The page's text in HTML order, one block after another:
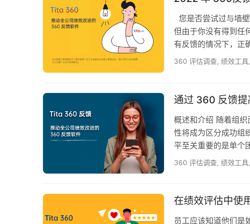
您是否尝试过与墙
但由于你没有得到任
有反馈的情况下，正
的。通过反馈，您可
的信息到制定可以提
360 评估调查, 绩效工具,
通过 360 反馈提
概述和介绍 随着组
性将成为区分成功组
平至关重要的是单个
很重要的沟通方面之
的应用 360反馈的概
360 评估调查, 绩效工具,
在绩效评估中使
员工应该知道他们是